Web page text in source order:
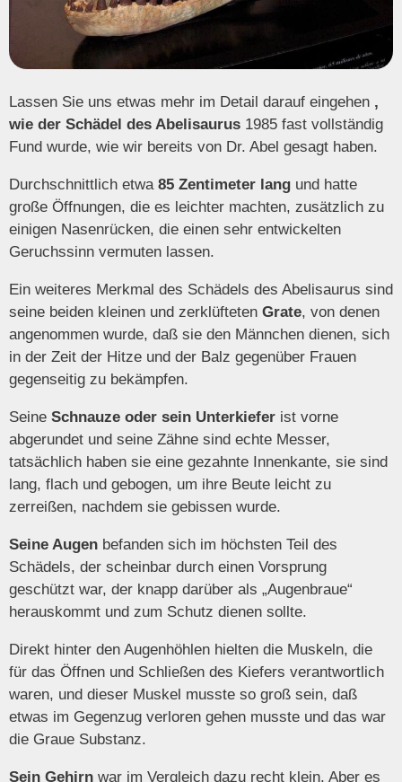
Lassen Sie uns etwas mehr im Detail darauf eingehen ,
wie der Schädel des Abelisaurus 1985 fast vollständig
Fund wurde, wie wir bereits von Dr. Abel gesagt haben.
Durchschnittlich etwa 85 Zentimeter lang und hatte
große Öffnungen, die es leichter machten, zusätzlich zu
einigen Nasenrücken, die einen sehr entwickelten
Geruchssinn vermuten lassen.
Ein weiteres Merkmal des Schädels des Abelisaurus sind
seine beiden kleinen und zerklüfteten Grate, von denen
angenommen wurde, daß sie den Männchen dienen, sich
in der Zeit der Hitze und der Balz gegenüber Frauen
gegenseitig zu bekämpfen.
Seine Schnauze oder sein Unterkiefer ist vorne
abgerundet und seine Zähne sind echte Messer,
tatsächlich haben sie eine gezahnte Innenkante, sie sind
lang, flach und gebogen, um ihre Beute leicht zu
zerreißen, nachdem sie gebissen wurde.
Seine Augen befanden sich im höchsten Teil des
Schädels, der scheinbar durch einen Vorsprung
geschützt war, der knapp darüber als „Augenbraue“
herauskommt und zum Schutz dienen sollte.
Direkt hinter den Augenhöhlen hielten die Muskeln, die
für das Öffnen und Schließen des Kiefers verantwortlich
waren, und dieser Muskel musste so groß sein, daß
etwas im Gegenzug verloren gehen musste und das war
die Graue Substanz.
Sein Gehirn war im Vergleich dazu recht klein. Aber es